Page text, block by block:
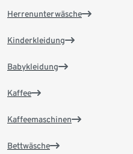
Herrenunterwäsche
Kinderkleidung
Babykleidung
Kaffee
Kaffeemaschinen
Bettwäsche